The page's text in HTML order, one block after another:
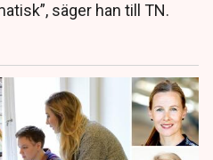
säger han till TN.